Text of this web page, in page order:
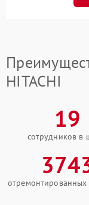
HITACHI
19
сотрудников в
отремонтированных